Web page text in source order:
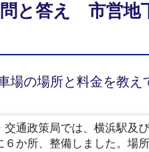
と答え 市営地
場の場所と料金を教え
交通政策局では、横浜駅及
６か所、整備しました。場